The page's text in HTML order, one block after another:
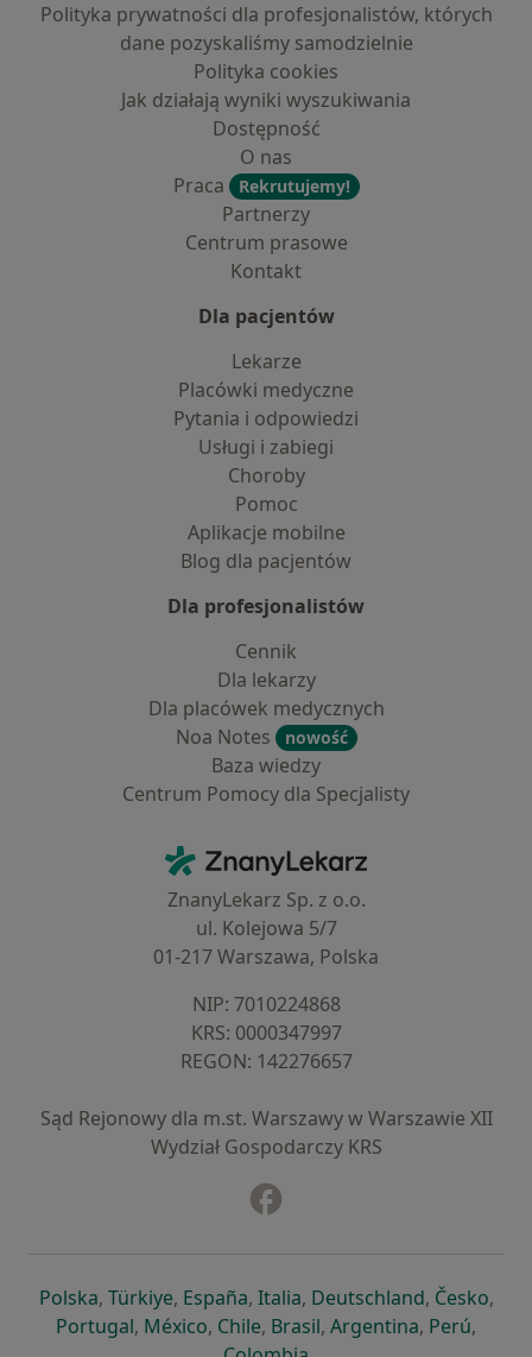
Polityka prywatności dla profesjonalistów, których
dane pozyskaliśmy samodzielnie
Polityka cookies
Jak działają wyniki wyszukiwania
Dostępność
O nas
Praca
Rekrutujemy!
Partnerzy
Centrum prasowe
Kontakt
Dla pacjentów
Lekarze
Placówki medyczne
Pytania i odpowiedzi
Usługi i zabiegi
Choroby
Pomoc
Aplikacje mobilne
Blog dla pacjentów
Dla profesjonalistów
Cennik
Dla lekarzy
Dla placówek medycznych
Noa Notes
nowość
Baza wiedzy
Centrum Pomocy dla Specjalisty
ZnanyLekarz - Strona główna
ZnanyLekarz Sp. z o.o.
ul. Kolejowa 5/7
01-217 Warszawa, Polska
NIP: ⁠7010224868
KRS: ⁠0000347997
REGON: ⁠142276657
Sąd Rejonowy dla m.st. Warszawy w Warszawie XII
Wydział Gospodarczy KRS
Polskaotwiera się w nowej karcie
, Türkiyeotwiera się w nowej karcie
, Españaotwiera się w nowej karcie
, Italiaotwiera się w nowej
, Deutschlandotwiera się
, Česko,
Portugalotwiera się w nowej karcie
, Méxicootwiera się w nowej karcie
, Chileotwiera się w nowej karcie
, Brasilotwiera się w nowej
, Argentinaotwiera się
, Perú,